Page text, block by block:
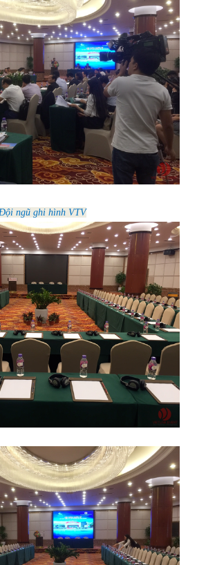
tổng cục trưởng phụ trách Tổng cục du
lịch
ngũ ghi hình VTV